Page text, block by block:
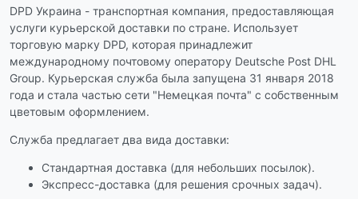
DPD Украина - транспортная компания, предоставляющая
услуги курьерской доставки по стране. Использует
торговую марку DPD, которая принадлежит
международному почтовому оператору Deutsche Post DHL
Group. Курьерская служба была запущена 31 января 2018
года и стала частью сети "Немецкая почта" с собственным
цветовым оформлением.
Служба предлагает два вида доставки:
Стандартная доставка (для небольших посылок).
Экспресс-доставка (для решения срочных задач).